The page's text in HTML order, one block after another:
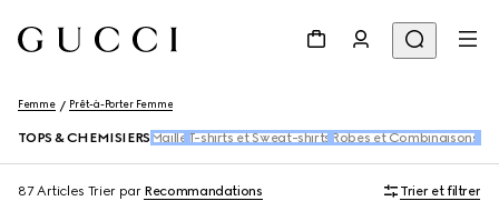
Femme Prêt-à-Porter Femme
TOPS & CHEMISIERS Maille T-shirts et Sweat-shirts Robes et Combinaisons
87 Articles Trier par Recommandations Trier et filtrer